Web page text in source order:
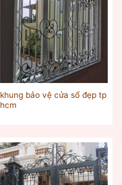
khung bảo vệ cửa sổ đẹp tp
hcm